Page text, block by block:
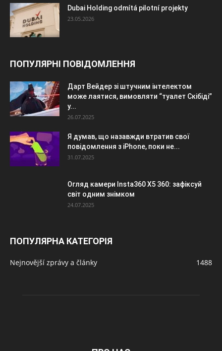
Dubai Holding odmítá pilotní projekty
23.05.2026
ПОПУЛЯРНІ ПОВІДОМЛЕННЯ
Дарт Вейдер зі штучним інтелектом
може лаятися, вимовляти “туалет Скібіді”
у...
26.07.2025
Я думав, що назавжди втратив свої
повідомлення з iPhone, поки не...
31.07.2025
Огляд камери Insta360 X5 360: зафіксуй
світ одним знімком
24.07.2025
ПОПУЛЯРНА КАТЕГОРІЯ
Nejnovější zprávy a články 1488